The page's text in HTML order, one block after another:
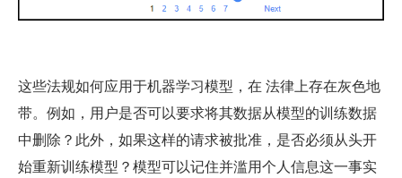
这些法规如何应用于机器学习模型，在 法律上存在灰色地
带。例如，用户是否可以要求将其数据从模型的训练数据
中删除？此外，如果这样的请求被批准，是否必须从头开
始重新训练模型？模型可以记住并滥用个人信息这一事实